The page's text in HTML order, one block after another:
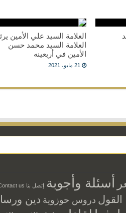
العلامة السيد علي الأمين
العلامة السيد محمد حسن
الأمين في أربعينه
21 مايو، 2021
أسئلة وأجوبة إتصل بنا Contact us
دروس حوزوية دين